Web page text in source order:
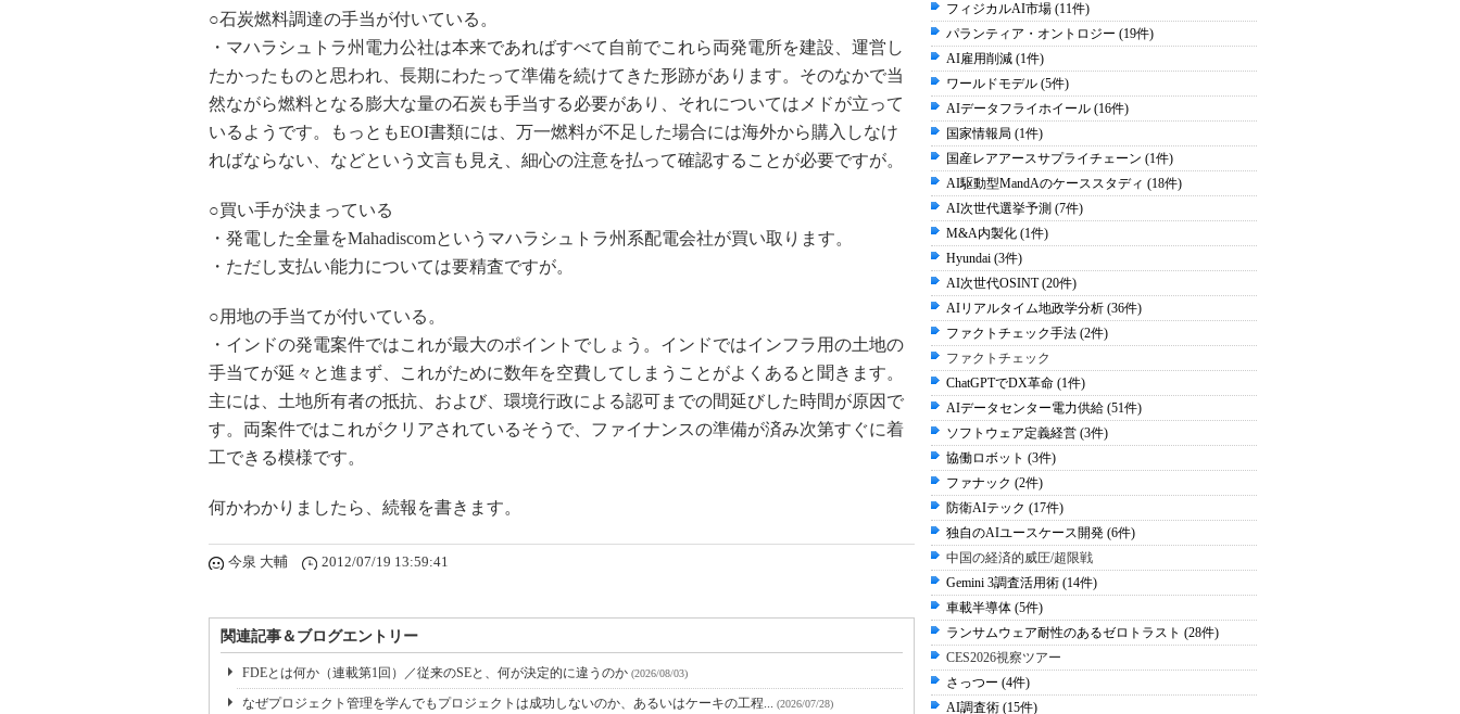
○石炭燃料調達の手当が付いている。
・マハラシュトラ州電力公社は本来であればすべて自前でこれら両発電所を建設、運営し
たかったものと思われ、長期にわたって準備を続けてきた形跡があります。そのなかで当
然ながら燃料となる膨大な量の石炭も手当する必要があり、それについてはメドが立って
いるようです。もっともEOI書類には、万一燃料が不足した場合には海外から購入しなけ
ればならない、などという文言も見え、細心の注意を払って確認することが必要ですが。
○買い手が決まっている
・発電した全量をMahadiscomというマハラシュトラ州系配電会社が買い取ります。
・ただし支払い能力については要精査ですが。
○用地の手当てが付いている。
・インドの発電案件ではこれが最大のポイントでしょう。インドではインフラ用の土地の
手当てが延々と進まず、これがために数年を空費してしまうことがよくあると聞きます。
主には、土地所有者の抵抗、および、環境行政による認可までの間延びした時間が原因で
す。両案件ではこれがクリアされているそうで、ファイナンスの準備が済み次第すぐに着
工できる模様です。
何かわかりましたら、続報を書きます。
今泉 大輔 2012/07/19 13:59:41
関連記事＆ブログエントリー
FDEとは何か（連載第1回）／従来のSEと、何が決定的に違うのか (2026/08/03)
なぜプロジェクト管理を学んでもプロジェクトは成功しないのか、あるいはケーキの工程... (2026/07/28)
フィジカルAI市場 (11件)
パランティア・オントロジー (19件)
AI雇用削減 (1件)
ワールドモデル (5件)
AIデータフライホイール (16件)
国家情報局 (1件)
国産レアアースサプライチェーン (1件)
AI駆動型MandAのケーススタディ (18件)
AI次世代選挙予測 (7件)
M&A内製化 (1件)
Hyundai (3件)
AI次世代OSINT (20件)
AIリアルタイム地政学分析 (36件)
ファクトチェック手法 (2件)
ファクトチェック
ChatGPTでDX革命 (1件)
AIデータセンター電力供給 (51件)
ソフトウェア定義経営 (3件)
協働ロボット (3件)
ファナック (2件)
防衛AIテック (17件)
独自のAIユースケース開発 (6件)
中国の経済的威圧/超限戦
Gemini 3調査活用術 (14件)
車載半導体 (5件)
ランサムウェア耐性のあるゼロトラスト (28件)
CES2026視察ツアー
さっつー (4件)
AI調査術 (15件)